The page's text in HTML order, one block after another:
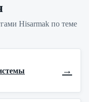
Hisarmak по теме
→